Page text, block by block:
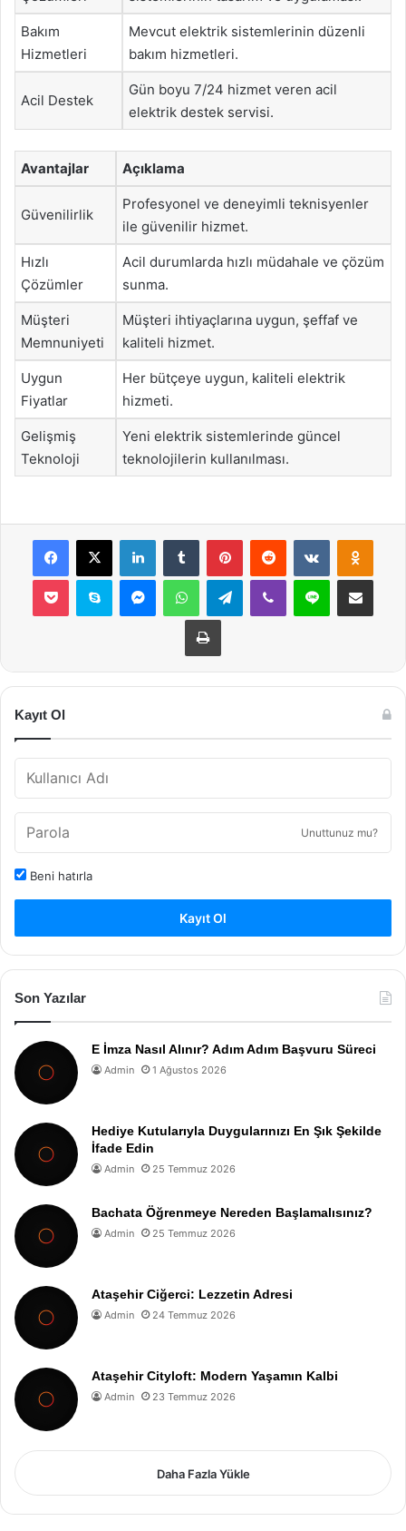
Bakım
Hizmetleri
Mevcut elektrik sistemlerinin düzenli
bakım hizmetleri.
Acil Destek
Gün boyu 7/24 hizmet veren acil
elektrik destek servisi.
Avantajlar Açıklama
Güvenilirlik
Profesyonel ve deneyimli teknisyenler
ile güvenilir hizmet.
Hızlı
Çözümler
Acil durumlarda hızlı müdahale ve çözüm
sunma.
Müşteri
Memnuniyeti
Müşteri ihtiyaçlarına uygun, şeffaf ve
kaliteli hizmet.
Uygun
Fiyatlar
Her bütçeye uygun, kaliteli elektrik
hizmeti.
Gelişmiş
Teknoloji
Yeni elektrik sistemlerinde güncel
teknolojilerin kullanılması.
Facebook
X LinkedInTumblr PinterestReddit VKontakte
Pocket Skype MessengerWhatsAppTelegramViber Line E-Posta ile
Yazdır
Kayıt Ol
Unuttunuz mu?
Beni hatırla
Kayıt Ol
Son Yazılar
E İmza Nasıl Alınır? Adım Adım Başvuru Süreci
Admin 1 Ağustos 2026
Hediye Kutularıyla Duygularınızı En Şık Şekilde
İfade Edin
Admin 25 Temmuz 2026
Bachata Öğrenmeye Nereden Başlamalısınız?
Admin 25 Temmuz 2026
Ataşehir Ciğerci: Lezzetin Adresi
Admin 24 Temmuz 2026
Ataşehir Cityloft: Modern Yaşamın Kalbi
Admin 23 Temmuz 2026
Daha Fazla Yükle